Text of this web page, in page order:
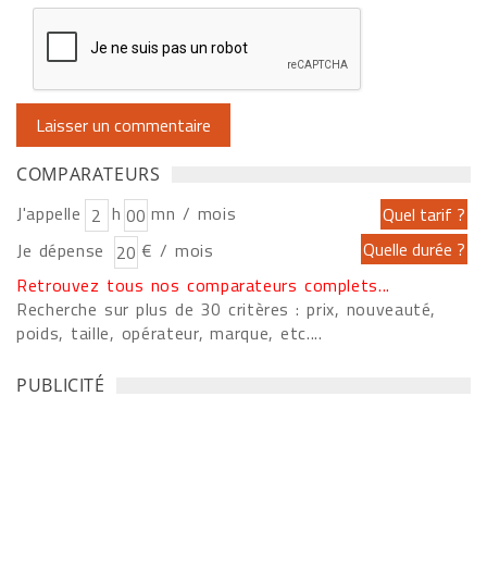
COMPARATEURS
J'appelle h
mn / mois
Je dépense
€ / mois
Retrouvez tous nos comparateurs complets...
Recherche sur plus de 30 critères : prix, nouveauté,
poids, taille, opérateur, marque, etc....
PUBLICITÉ